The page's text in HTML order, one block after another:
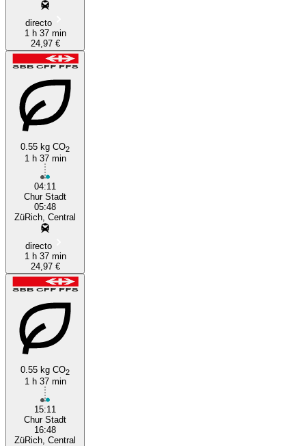
directo
1 h 37 min
24,97 €
0.55 kg CO2
1 h 37 min
04:11
Chur Stadt
05:48
ZüRich, Central
directo
1 h 37 min
24,97 €
0.55 kg CO2
1 h 37 min
15:11
Chur Stadt
16:48
ZüRich, Central